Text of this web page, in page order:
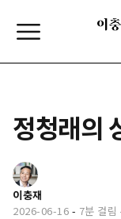
정청래의
이충재
2026-06-16 - 7분 걸림